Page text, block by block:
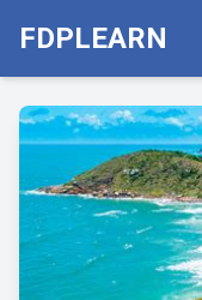
FDPLEARN